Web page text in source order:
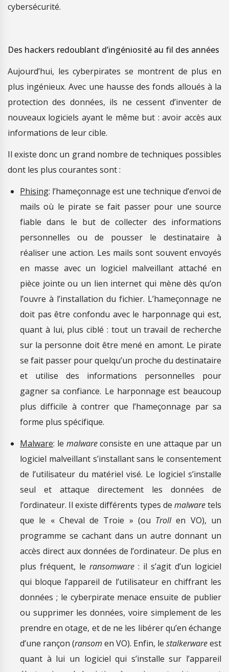
cybersécurité.
Des hackers redoublant d’ingéniosité au fil des années
Aujourd’hui, les cyberpirates se montrent de plus en
plus ingénieux. Avec une hausse des fonds alloués à la
protection des données, ils ne cessent d’inventer de
nouveaux logiciels ayant le même but : avoir accès aux
informations de leur cible.
Il existe donc un grand nombre de techniques possibles
dont les plus courantes sont :
Phising: l’hameçonnage est une technique d’envoi de
mails où le pirate se fait passer pour une source
fiable dans le but de collecter des informations
personnelles ou de pousser le destinataire à
réaliser une action. Les mails sont souvent envoyés
en masse avec un logiciel malveillant attaché en
pièce jointe ou un lien internet qui mène dès qu’on
l’ouvre à l’installation du fichier. L’hameçonnage ne
doit pas être confondu avec le harponnage qui est,
quant à lui, plus ciblé : tout un travail de recherche
sur la personne doit être mené en amont. Le pirate
se fait passer pour quelqu’un proche du destinataire
et utilise des informations personnelles pour
gagner sa confiance. Le harponnage est beaucoup
plus difficile à contrer que l’hameçonnage par sa
forme plus spécifique.
Malware: le malwareconsiste en une attaque par un
logiciel malveillant s’installant sans le consentement
de l’utilisateur du matériel visé. Le logiciel s’installe
seul et attaque directement les données de
l’ordinateur. Il existe différents types de malwaretels
que le « Cheval de Troie » (ou Trollen VO), un
programme se cachant dans un autre donnant un
accès direct aux données de l’ordinateur. De plus en
plus fréquent, le ransomware : il s’agit d’un logiciel
qui bloque l’appareil de l’utilisateur en chiffrant les
données ; le cyberpirate menace ensuite de publier
ou supprimer les données, voire simplement de les
prendre en otage, et de ne les libérer qu’en échange
d’une rançon (ransom en VO). Enfin, le stalkerwareest
quant à lui un logiciel qui s’installe sur l’appareil